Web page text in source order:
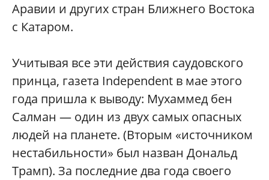
Аравии и других стран Ближнего Востока
с Катаром.
Учитывая все эти действия саудовского
принца, газета Independent в мае этого
года пришла к выводу: Мухаммед бен
Салман — один из двух самых опасных
людей на планете. (Вторым «источником
нестабильности» был назван Дональд
Трамп). За последние два года своего